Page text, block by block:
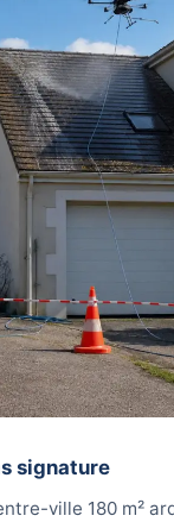
signature
ville 180 m²